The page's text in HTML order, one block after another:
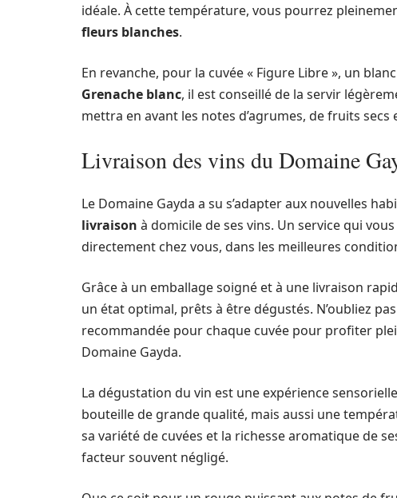
idéale. À cette température, vous pourrez
fleurs blanches.
En revanche, pour la cuvée « Figure Libre », un
Grenache blanc, il est conseillé de la servir
mettra en avant les notes d’agrumes, de fruits
Livraison des vins du Domaine
Le Domaine Gayda a su s’adapter aux nouvelles
livraison à domicile de ses vins. Un service qui
directement chez vous, dans les meilleures
Grâce à un emballage soigné et à une livraison
un état optimal, prêts à être dégustés. N’oubliez
recommandée pour chaque cuvée pour profiter
Domaine Gayda.
La dégustation du vin est une expérience
bouteille de grande qualité, mais aussi une
sa variété de cuvées et la richesse aromatique de
facteur souvent négligé.